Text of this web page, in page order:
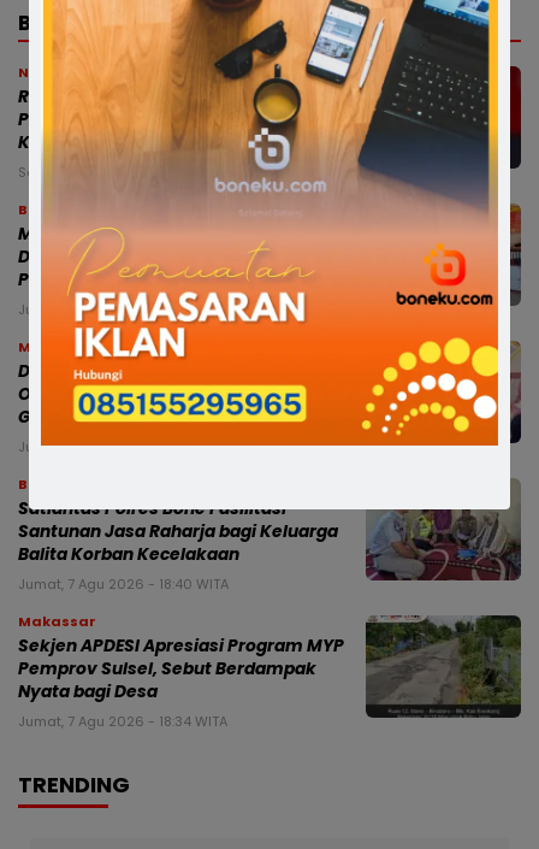
BERITA TERBARU
News
RISWAN RUSANDY PERKUAT BARISAN
PC SATRIA BONE, SIAP JAGA BASIS DI 27
KECAMATAN
Sabtu, 8 Agu 2026 - 02:45 WITA
Bone
Modus Pesan Telur Bayar Sebagian,
Dugaan Penipuan di Bone Rugikan
Pedagang Ratusan Juta
Jumat, 7 Agu 2026 - 18:54 WITA
Makassar
Dampingi Mensos, Gubernur Sulsel
Optimistis Sekolah Rakyat Cetak
Generasi Berakhlak dan Berdaya Saing
Jumat, 7 Agu 2026 - 18:44 WITA
Bone
Satlantas Polres Bone Fasilitasi
Santunan Jasa Raharja bagi Keluarga
Balita Korban Kecelakaan
Jumat, 7 Agu 2026 - 18:40 WITA
Makassar
Sekjen APDESI Apresiasi Program MYP
Pemprov Sulsel, Sebut Berdampak
Nyata bagi Desa
Jumat, 7 Agu 2026 - 18:34 WITA
TRENDING